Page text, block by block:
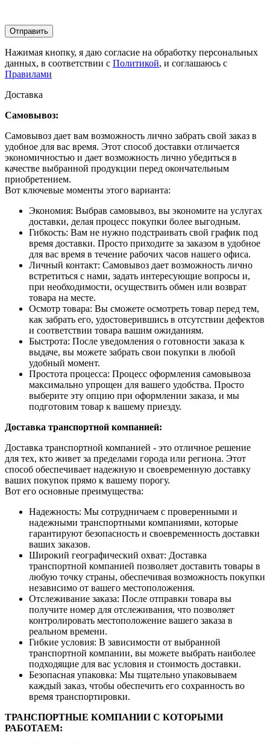
Отправить
Нажимая кнопку, я даю согласие на обработку персональных
данных, в соответствии с Политикой, и соглашаюсь с
Правилами
Доставка
Самовывоз:
Самовывоз дает вам возможность лично забрать свой заказ в
удобное для вас время. Этот способ доставки отличается
экономичностью и дает возможность лично убедиться в
качестве выбранной продукции перед окончательным
приобретением.
Вот ключевые моменты этого варианта:
Экономия: Выбрав самовывоз, вы экономите на услугах
доставки, делая процесс покупки более выгодным.
Гибкость: Вам не нужно подстраивать свой график под
время доставки. Просто приходите за заказом в удобное
для вас время в течение рабочих часов нашего офиса.
Личный контакт: Самовывоз дает возможность лично
встретиться с нами, задать интересующие вопросы и,
при необходимости, осуществить обмен или возврат
товара на месте.
Осмотр товара: Вы сможете осмотреть товар перед тем,
как забрать его, удостоверившись в отсутствии дефектов
и соответствии товара вашим ожиданиям.
Быстрота: После уведомления о готовности заказа к
выдаче, вы можете забрать свои покупки в любой
удобный момент.
Простота процесса: Процесс оформления самовывоза
максимально упрощен для вашего удобства. Просто
выберите эту опцию при оформлении заказа, и мы
подготовим товар к вашему приезду.
Доставка транспортной компанией:
Доставка транспортной компанией - это отличное решение
для тех, кто живет за пределами города или региона. Этот
способ обеспечивает надежную и своевременную доставку
ваших покупок прямо к вашему порогу.
Вот его основные преимущества:
Надежность: Мы сотрудничаем с проверенными и
надежными транспортными компаниями, которые
гарантируют безопасность и своевременность доставки
ваших заказов.
Широкий географический охват: Доставка
транспортной компанией позволяет доставить товары в
любую точку страны, обеспечивая возможность покупки
независимо от вашего местоположения.
Отслеживание заказа: После отправки товара вы
получите номер для отслеживания, что позволяет
контролировать местоположение вашего заказа в
реальном времени.
Гибкие условия: В зависимости от выбранной
транспортной компании, вы можете выбрать наиболее
подходящие для вас условия и стоимость доставки.
Безопасная упаковка: Мы тщательно упаковываем
каждый заказ, чтобы обеспечить его сохранность во
время транспортировки.
ТРАНСПОРТНЫЕ КОМПАНИИ С КОТОРЫМИ
РАБОТАЕМ: